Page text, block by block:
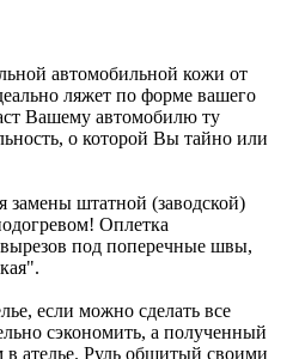
автомобильной кожи от
ляжет по форме вашего
Вашему автомобилю ту
о которой Вы тайно или
замены штатной (заводской)
Оплетка
вырезов под поперечные швы,
если можно сделать все
сэкономить, а полученный
в ателье. Руль обшитый своими